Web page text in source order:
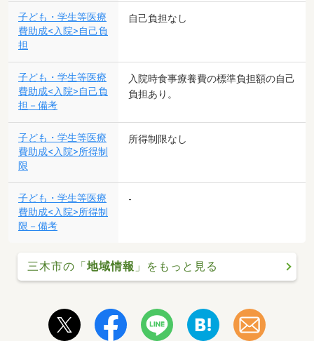
子ども・学生等医療
費助成<入院>自己負
担
自己負担なし
子ども・学生等医療
費助成<入院>自己負
担－備考
入院時食事療養費の標準負担額の自己
負担あり。
子ども・学生等医療
費助成<入院>所得制
限
所得制限なし
子ども・学生等医療
費助成<入院>所得制
限－備考
-
三木市の「地域情報 」をもっと見る